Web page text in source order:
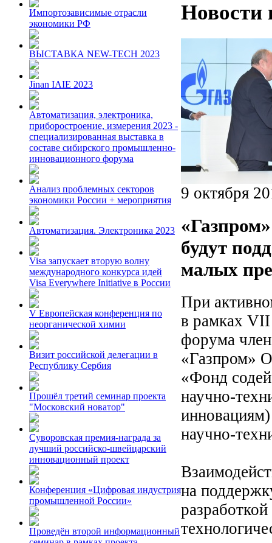
Импортозависимые отрасли
экономики РФ
ВЫСТАВКА NEW-TECH 2023
Jinan IAIE 2023
Автоматизация, электроника,
приборостроение, измерения 2023 -
специализированная выставка в
составе сибирского промышленно-
инновационного форума
Анализ проблемных секторов
экономики России + мероприятия
Автоматизация. Электроника 2023
Visa запускает вторую волну
международного конкурса идей
Visa Everywhere Initiative в России
V Европейская конференция по
неорганической химии
Визит российской делегации в
Республику Сербия
Прошёл третий семинар проекта
"Московский новатор"
Суворовская премия-награда за
лучший российско-швейцарский
инновационный проект
Конференция «Цифровая индустрия
промышленной России»
Проведён второй информационный
Новости
9 октября
будут
малых
При
в рамках VII
форума
«Газпром»
«Фонд
научно-
научно-
на